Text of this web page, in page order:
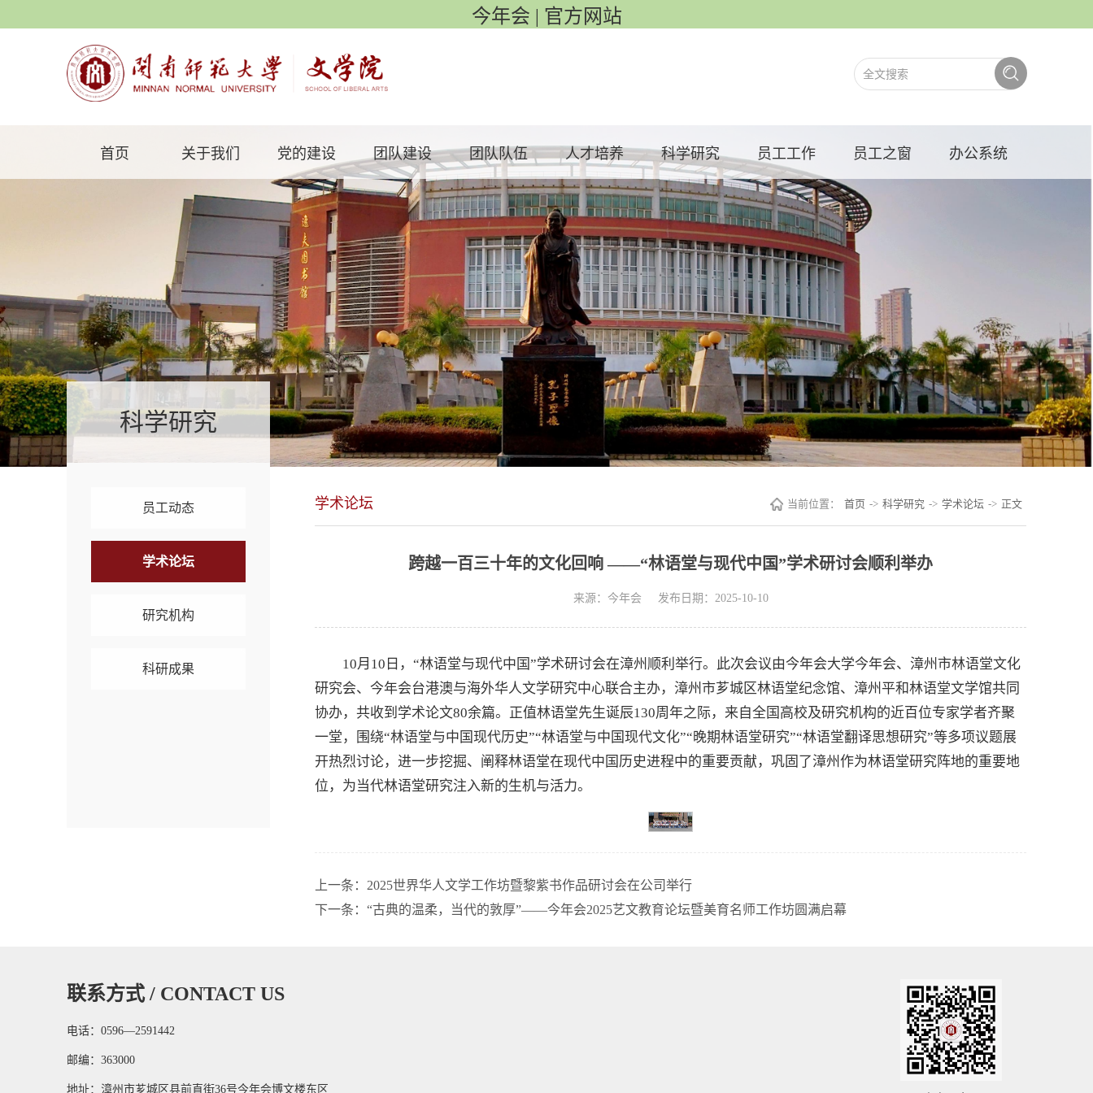
今年会 | 官方网站
首页 关于我们 党的建设 团队建设 团队队伍 人才培养 科学研究 员工工作 员工之窗 办公系统
科学研究
员工动态
学术论坛
研究机构
科研成果
学术论坛 当前位置： 首页 -> 科学研究 -> 学术论坛 -> 正文
跨越一百三十年的文化回响 ——“林语堂与现代中国”学术研讨会顺利举办
来源：今年会 发布日期：2025-10-10
10月10日，“林语堂与现代中国”学术研讨会在漳州顺利举行。此次会议由今年会大学今年会、漳州市林语堂文化
研究会、今年会台港澳与海外华人文学研究中心联合主办，漳州市芗城区林语堂纪念馆、漳州平和林语堂文学馆共同
协办，共收到学术论文80余篇。正值林语堂先生诞辰130周年之际，来自全国高校及研究机构的近百位专家学者齐聚
一堂，围绕“林语堂与中国现代历史”“林语堂与中国现代文化”“晚期林语堂研究”“林语堂翻译思想研究”等多项议题展
开热烈讨论，进一步挖掘、阐释林语堂在现代中国历史进程中的重要贡献，巩固了漳州作为林语堂研究阵地的重要地
位，为当代林语堂研究注入新的生机与活力。
上一条： 2025世界华人文学工作坊暨黎紫书作品研讨会在公司举行
下一条： “古典的温柔，当代的敦厚”——今年会2025艺文教育论坛暨美育名师工作坊圆满启幕
联系方式 / CONTACT US
电话：0596—2591442
邮编：363000
地址：漳州市芗城区县前直街36号今年会博文楼东区